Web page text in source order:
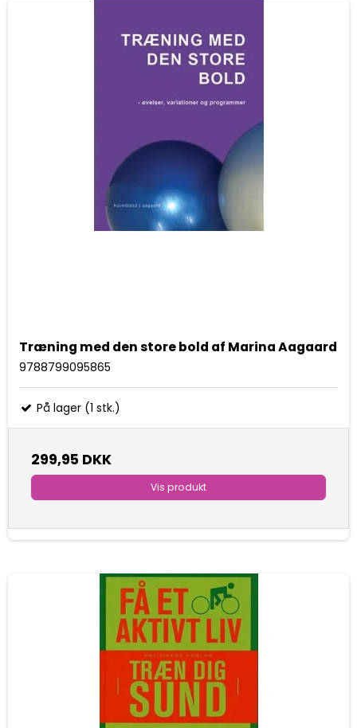
Træning med den store bold af Marina Aagaard
9788799095865
På lager (1 stk.)
299,95 DKK
Vis produkt